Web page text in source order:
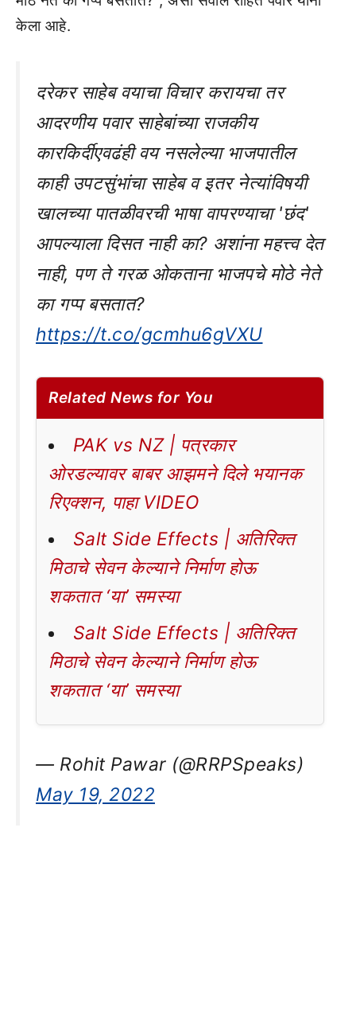
केला आहे.
दरेकर साहेब वयाचा विचार करायचा तर
आदरणीय पवार साहेबांच्या राजकीय
कारकिर्दीएवढंही वय नसलेल्या भाजपातील
काही उपटसुंभांचा साहेब व इतर नेत्यांविषयी
खालच्या पातळीवरची भाषा वापरण्याचा 'छंद'
आपल्याला दिसत नाही का? अशांना महत्त्व देत
नाही, पण ते गरळ ओकताना भाजपचे मोठे नेते
का गप्प बसतात?
https://t.co/gcmhu6gVXU
Related News for You
PAK vs NZ | पत्रकार
ओरडल्यावर बाबर आझमने दिले भयानक
रिएक्शन, पाहा VIDEO
Salt Side Effects | अतिरिक्त
मिठाचे सेवन केल्याने निर्माण होऊ
शकतात ‘या’ समस्या
Salt Side Effects | अतिरिक्त
मिठाचे सेवन केल्याने निर्माण होऊ
शकतात ‘या’ समस्या
— Rohit Pawar (@RRPSpeaks)
May 19, 2022